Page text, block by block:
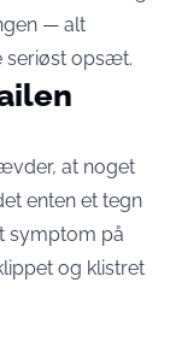
— alt
seriøst opsæt.
at noget
enten et tegn
symptom på
og klistret